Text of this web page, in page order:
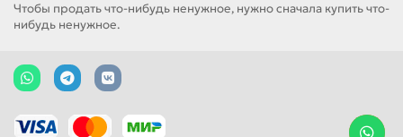
Чтобы продать что-нибудь ненужное, нужно сначала купить что-
нибудь ненужное.